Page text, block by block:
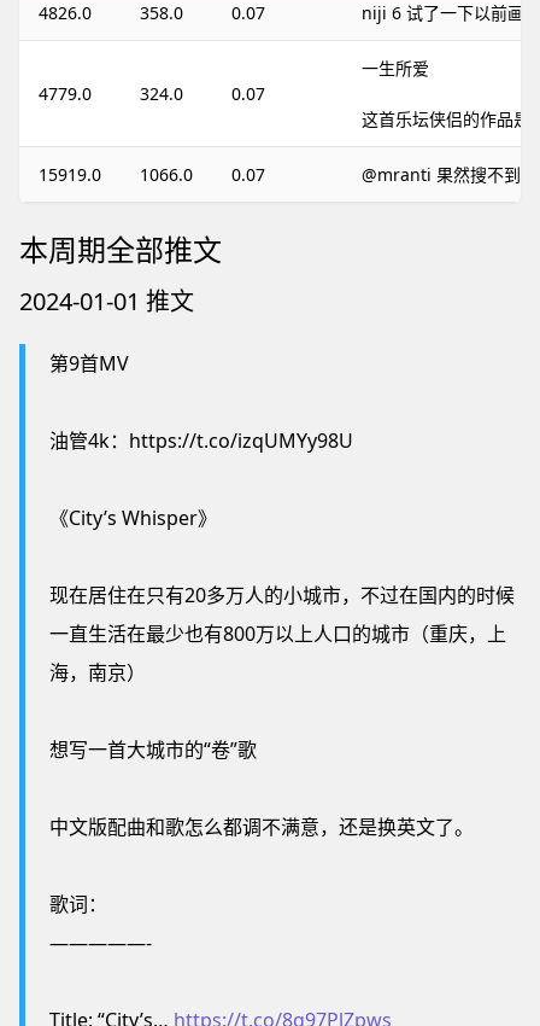
4826.0 358.0 0.07 niji 6 试了一下以前画
4779.0 324.0 0.07
一生所爱
这首乐坛侠侣的作品是
15919.0 1066.0 0.07 @mranti 果然搜不到
本周期全部推文
2024-01-01 推文
第9首MV
油管4k：https://t.co/izqUMYy98U
《City’s Whisper》
现在居住在只有20多万人的小城市，不过在国内的时候
一直生活在最少也有800万以上人口的城市（重庆，上
海，南京）
想写一首大城市的“卷”歌
中文版配曲和歌怎么都调不满意，还是换英文了。
歌词：
—————-
Title: “City’s… https://t.co/8g97PlZpws